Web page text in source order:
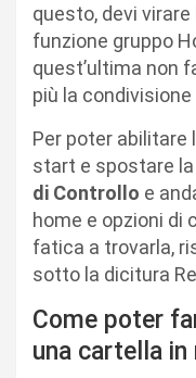
questo, devi
funzione gruppo
quest’ultima non
più la
Per poter abilitare
start e spostare
di Controllo e
home e opzioni di
fatica a trovarla,
sotto la dicitura
Come poter
una cartella in